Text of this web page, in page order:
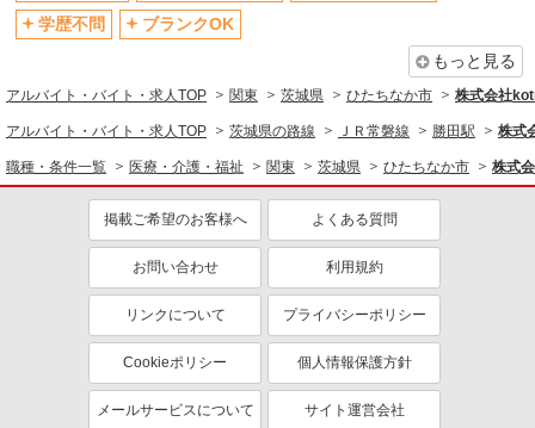
資格取得支援制度あり
医療・介護・福祉
介護職・ヘルパー
同じ特徴から求人を探す
ミドル（40代～）活躍中
ボーナス・賞与あり
交通費支給
社会保険あり
産休・育休取得実績あり
学歴不問
ブランクOK
もっと見る
アルバイト・バイト・求人TOP 関東 茨城県 ひたちなか市 株式会社
アルバイト・バイト・求人TOP 茨城県の路線 ＪＲ常磐線 勝田駅 株式
職種・条件一覧 医療・介護・福祉 関東 茨城県 ひたちなか市 株式
掲載ご希望のお客様へ よくある質問
お問い合わせ 利用規約
リンクについて プライバシーポリシー
Cookieポリシー 個人情報保護方針
メールサービスについて サイト運営会社